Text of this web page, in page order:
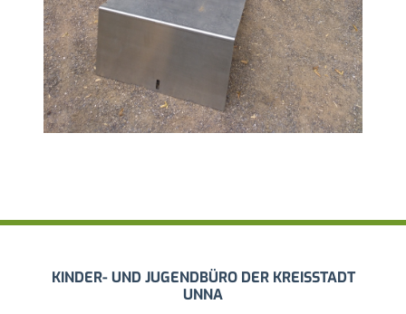
KINDER- UND JUGENDBÜRO DER KREISSTADT
UNNA